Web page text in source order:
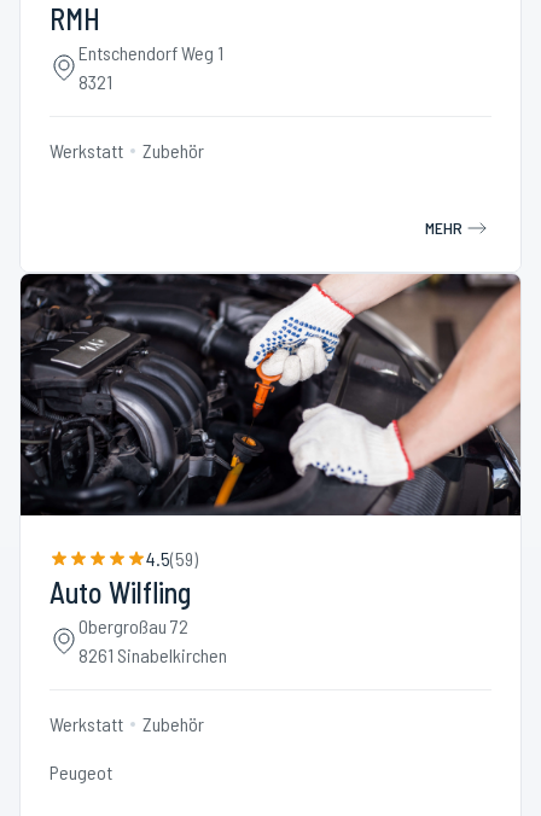
RMH
Entschendorf Weg 1
8321
Werkstatt Zubehör
MEHR
4.5(59)
Auto Wilfling
Obergroßau 72
8261 Sinabelkirchen
Werkstatt Zubehör
Peugeot